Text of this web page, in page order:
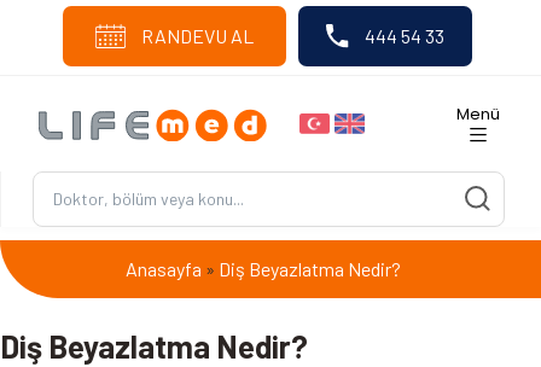
RANDEVU AL 444 54 33
Menü
Diş Beyazlatma Nedir?
Anasayfa » Diş Beyazlatma Nedir?